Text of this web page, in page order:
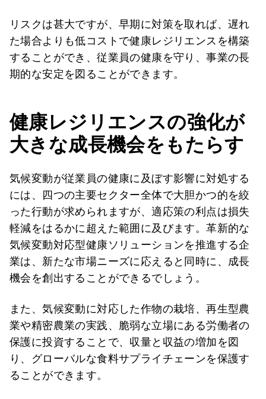
リスクは甚大ですが、早期に対策を取れば、遅れ
た場合よりも低コストで健康レジリエンスを構築
することができ、従業員の健康を守り、事業の長
期的な安定を図ることができます。
健康レジリエンスの強化が
大きな成長機会をもたらす
気候変動が従業員の健康に及ぼす影響に対処する
には、四つの主要セクター全体で大胆かつ的を絞
った行動が求められますが、適応策の利点は損失
軽減をはるかに超えた範囲に及びます。革新的な
気候変動対応型健康ソリューションを推進する企
業は、新たな市場ニーズに応えると同時に、成長
機会を創出することができるでしょう。
また、気候変動に対応した作物の栽培、再生型農
業や精密農業の実践、脆弱な立場にある労働者の
保護に投資することで、収量と収益の増加を図
り、グローバルな食料サプライチェーンを保護す
ることができます。